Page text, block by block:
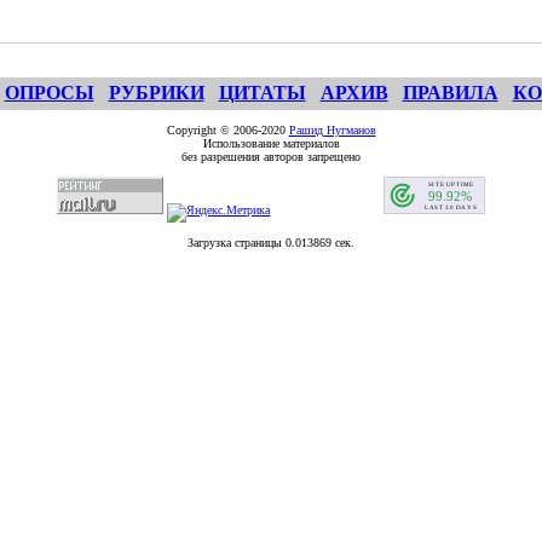
ОПРОСЫ РУБРИКИ ЦИТАТЫ АРХИВ ПРАВИЛА
Copyright © 2006-2020 Рашид Нугманов
Использование материалов
без разрешения авторов запрещено
Загрузка страницы 0.013869 сек.